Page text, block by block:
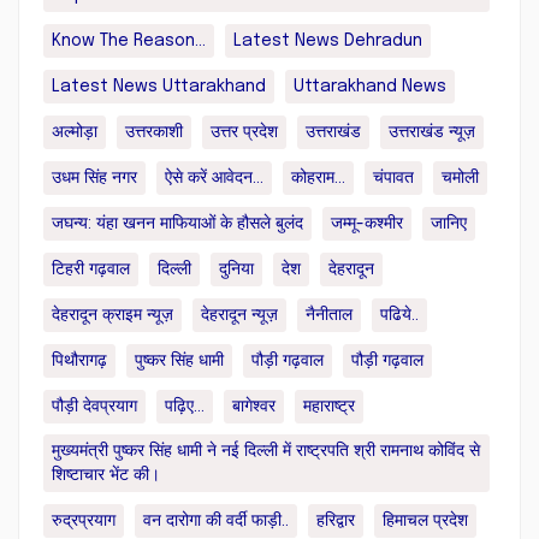
Know The Reason... Latest News Dehradun
Latest News Uttarakhand Uttarakhand News
अल्मोड़ा उत्तरकाशी उत्तर प्रदेश उत्तराखंड उत्तराखंड न्यूज़
उधम सिंह नगर ऐसे करें आवेदन... कोहराम... चंपावत चमोली
जघन्य: यंहा खनन माफियाओं के हौसले बुलंद जम्मू-कश्मीर जानिए
टिहरी गढ़वाल दिल्ली दुनिया देश देहरादून
देहरादून क्राइम न्यूज़ देहरादून न्यूज़ नैनीताल पढिये..
पिथौरागढ़ पुष्कर सिंह धामी पौड़ी गढ़वाल पौड़ी गढ़वाल
पौड़ी देवप्रयाग पढ़िए... बागेश्वर महाराष्ट्र
मुख्यमंत्री पुष्कर सिंह धामी ने नई दिल्ली में राष्ट्रपति श्री रामनाथ कोविंद से
शिष्टाचार भेंट की।
रुद्रप्रयाग वन दारोगा की वर्दी फाड़ी.. हरिद्वार हिमाचल प्रदेश